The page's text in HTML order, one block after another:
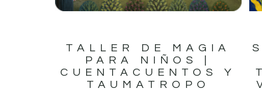
TALLER DE MAGIA
PARA NIÑOS |
CUENTACUENTOS Y
TAUMATROPO